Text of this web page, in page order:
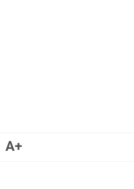
A+